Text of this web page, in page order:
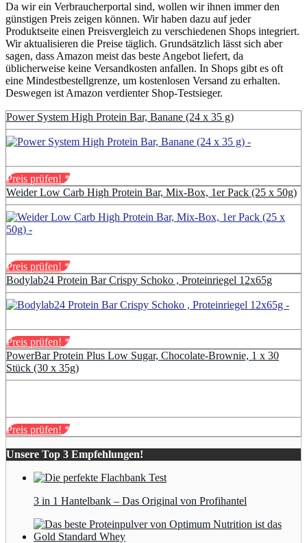
Da wir ein Verbraucherportal sind, wollen wir ihnen immer den
günstigen Preis zeigen können. Wir haben dazu auf jeder
Produktseite einen Preisvergleich zu verschiedenen Shops integriert.
Wir aktualisieren die Preise täglich. Grundsätzlich lässt sich aber
sagen, dass Amazon meist das beste Angebot liefert, da
üblicherweise keine Versandkosten anfallen. In Shops gibt es oft
eine Mindestbestellgrenze, um kostenlosen Versand zu erhalten.
Deswegen ist Amazon verdienter Shop-Testsieger.
Power System High Protein Bar, Banane (24 x 35 g)
Preis prüfen! *
Weider Low Carb High Protein Bar, Mix-Box, 1er Pack (25 x 50g)
Preis prüfen! *
Bodylab24 Protein Bar Crispy Schoko , Proteinriegel 12x65g
Preis prüfen! *
PowerBar Protein Plus Low Sugar, Chocolate-Brownie, 1 x 30
Stück (30 x 35g)
Preis prüfen! *
Unsere Top 3 Empfehlungen!
3 in 1 Hantelbank – Das Original von Profihantel